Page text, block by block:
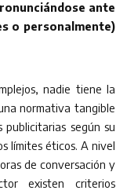
ante
o personalmente)
nadie tiene la
normativa tangible
publicitarias según su
límites éticos. A nivel
de conversación y
existen criterios